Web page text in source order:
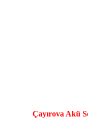
Çayırova Akü